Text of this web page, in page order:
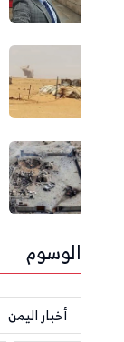
الوسوم
أخبار اليمن